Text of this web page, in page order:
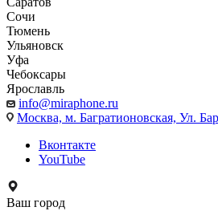
Сочи
Тюмень
Ульяновск
Уфа
Чебоксары
Ярославль
info@miraphone.ru
Москва, м. Багратионовская, Ул.
Вконтакте
YouTube
Ваш город